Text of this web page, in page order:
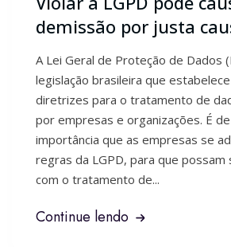
demissão por justa
A Lei Geral de Proteção de Dados
legislação brasileira que
diretrizes para o tratamento de
por empresas e organizações. É
importância que as empresas se
regras da LGPD, para que possam
com o tratamento de...
Continue lendo